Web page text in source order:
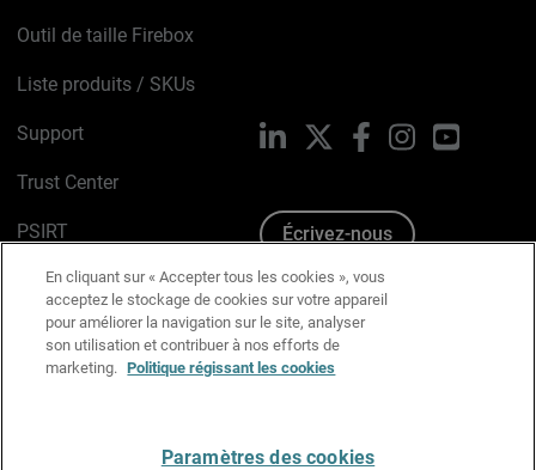
Outil de taille Firebox
Liste produits / SKUs
Support
Trust Center
PSIRT
Avis sur les cookies
Politique de confidentialité
Charte Graphique
LinkedIn FacebookInstagramYouTube
Écrivez-nous
En cliquant sur « Accepter tous les cookies », vous
acceptez le stockage de cookies sur votre appareil
pour améliorer la navigation sur le site, analyser
son utilisation et contribuer à nos efforts de
marketing. Politique régissant les cookies
Paramètres des cookies